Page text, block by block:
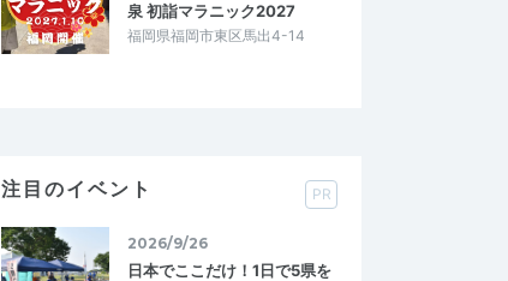
泉 初詣マラニック2027
福岡県福岡市東区馬出4-14
注目のイベント PR
2026/9/26
日本でここだけ！1日で5県を